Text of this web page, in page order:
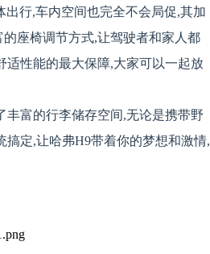
行,车内空间也完全不会局促,其加
座椅调节方式,让驾驶者和家人都
适性能的最大保障,大家可以一起放
富的行李储存空间,无论是携带野
定,让哈弗H9带着你的梦想和激情,